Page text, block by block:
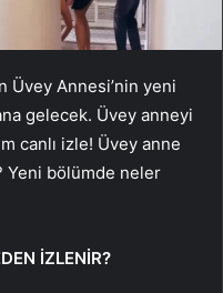
Üvey Annesi’nin yeni
gelecek. Üvey anneyi
canlı izle! Üvey anne
Yeni bölümde neler
İZLENİR?